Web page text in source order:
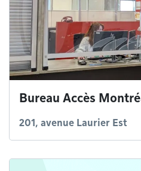
Bureau Accès
201, avenue Laurier Est